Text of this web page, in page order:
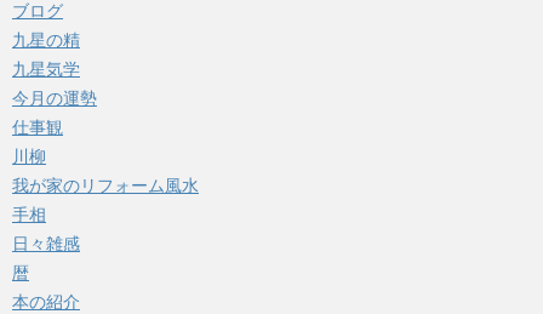
ブログ
九星の精
九星気学
今月の運勢
仕事観
川柳
我が家のリフォーム風水
手相
日々雑感
暦
本の紹介